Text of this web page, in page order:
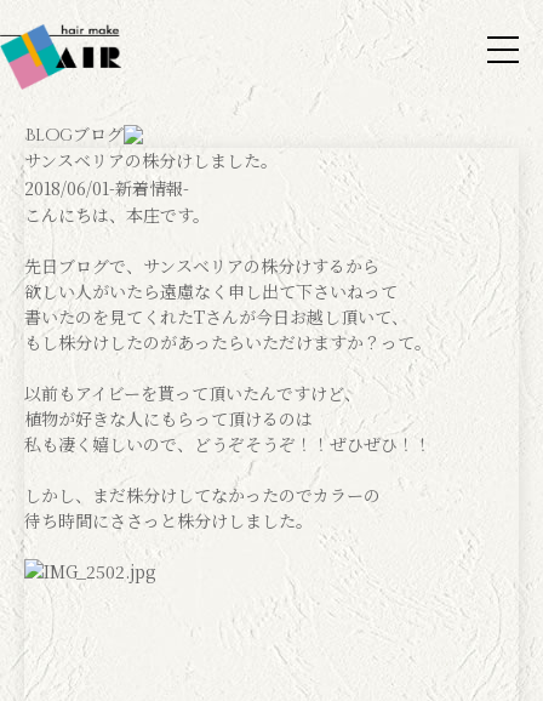
Blogブログ
サンスベリアの株分けしました。
2018/06/01-新着情報-
こんにちは、本庄です。
先日ブログで、サンスベリアの株分けするから
欲しい人がいたら遠慮なく申し出て下さいねって
書いたのを見てくれたTさんが今日お越し頂いて、
もし株分けしたのがあったらいただけますか？って。
以前もアイビーを貰って頂いたんですけど、
植物が好きな人にもらって頂けるのは
私も凄く嬉しいので、どうぞそうぞ！！ぜひぜひ！！
しかし、まだ株分けしてなかったのでカラーの
待ち時間にささっと株分けしました。